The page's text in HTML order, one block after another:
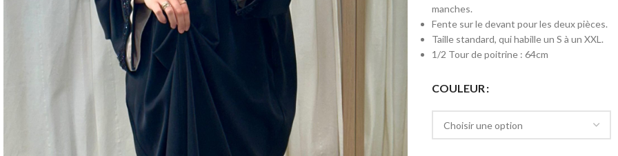
manches.
Fente sur le devant pour les deux pièces.
Taille standard, qui habille un S à un XXL.
1/2 Tour de poitrine : 64cm
COULEUR